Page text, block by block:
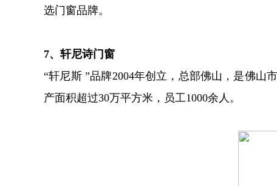
选门窗品牌。
7、轩尼诗门窗
“轩尼斯 ”品牌2004年创立，总部佛山，是佛山
产面积超过30万平方米，员工1000余人。